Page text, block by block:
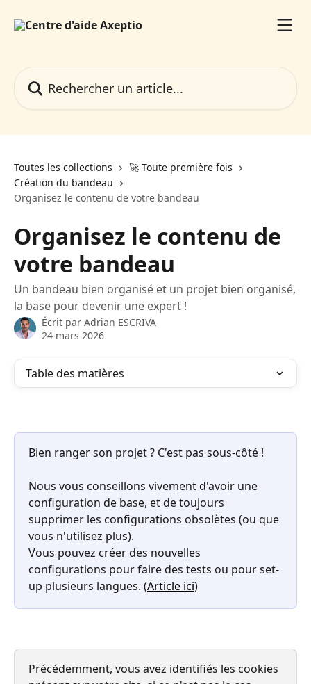
Toutes les collections
🚀 Toute première fois
Création du bandeau
Organisez le contenu de votre bandeau
Organisez le contenu de
votre bandeau
Un bandeau bien organisé et un projet bien organisé,
la base pour devenir une expert !
Écrit par Adrian ESCRIVA
24 mars 2026
Table des matières
Bien ranger son projet ? C'est pas sous-côté !
Nous vous conseillons vivement d'avoir une
configuration de base, et de toujours
supprimer les configurations obsolètes (ou que
vous n'utilisez plus).
Vous pouvez créer des nouvelles
configurations pour faire des tests ou pour set-
up plusieurs langues. (Article ici)
Précédemment, vous avez identifiés les cookies